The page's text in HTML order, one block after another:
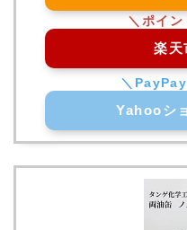
楽天
Yahooシ